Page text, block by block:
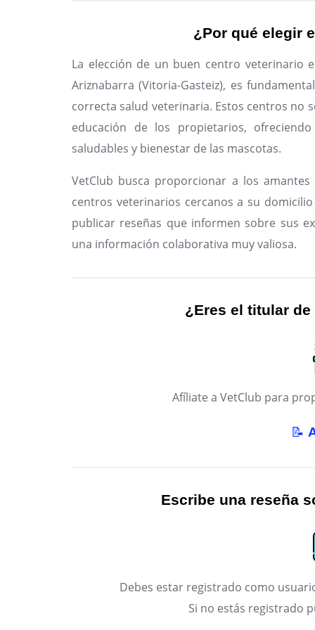
¿Por qué elegir
La elección de un buen centro veterinario
Ariznabarra (Vitoria-Gasteiz), es
correcta salud veterinaria. Estos centros no
educación de los propietarios,
saludables y bienestar de las mascotas.
VetClub busca proporcionar a los
centros veterinarios cercanos a su
publicar reseñas que informen sobre sus
una información colaborativa muy valiosa.
¿Eres el titular
Afíliate a VetClub para
📝
Escribe una reseña
Debes estar registrado como
Si no estás registrado